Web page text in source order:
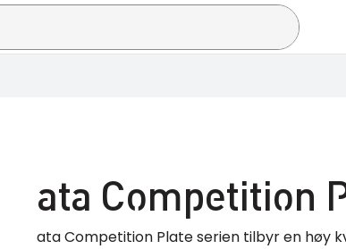
ata Competition
ata Competition Plate serien tilbyr en høy